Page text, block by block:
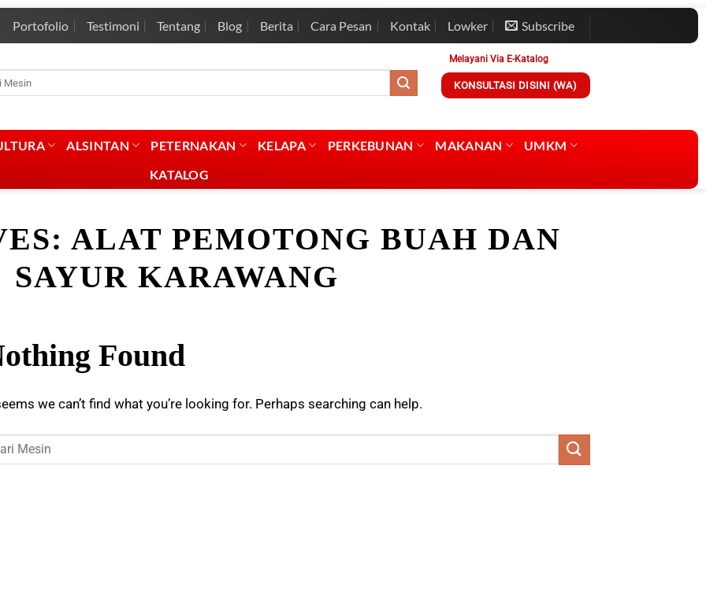
Portofolio Testimoni Tentang Blog Berita Cara Pesan Kontak Lowker Subscribe
Melayani Via E-Katalog
KONSULTASI DISINI (WA)
ALSINTAN PETERNAKAN KELAPA PERKEBUNAN MAKANAN
UMKM
KATALOG
ALAT PEMOTONG BUAH DAN
SAYUR KARAWANG
Found
we can’t find what you’re looking for. Perhaps searching can help.